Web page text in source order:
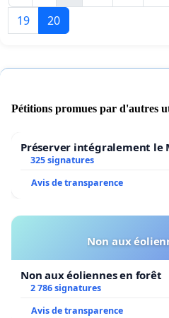
19
20
Pétitions promues par d'autres
Préserver intégralement le
325 signatures
Avis de transparence
Non aux
Non aux éoliennes en forêt
2 786 signatures
Avis de transparence